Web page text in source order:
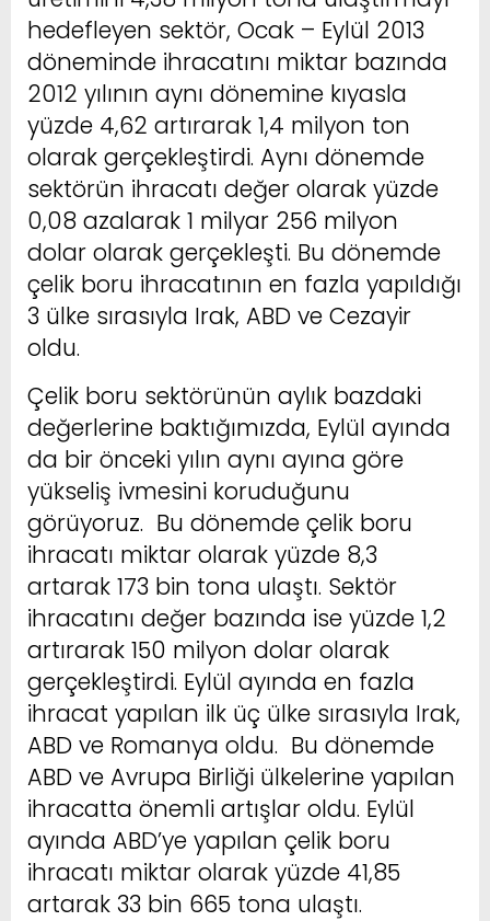
hedefleyen sektör, Ocak – Eylül 2013
döneminde ihracatını miktar bazında
2012 yılının aynı dönemine kıyasla
yüzde 4,62 artırarak 1,4 milyon ton
olarak gerçekleştirdi. Aynı dönemde
sektörün ihracatı değer olarak yüzde
0,08 azalarak 1 milyar 256 milyon
dolar olarak gerçekleşti. Bu dönemde
çelik boru ihracatının en fazla yapıldığı
3 ülke sırasıyla Irak, ABD ve Cezayir
oldu.
Çelik boru sektörünün aylık bazdaki
değerlerine baktığımızda, Eylül ayında
da bir önceki yılın aynı ayına göre
yükseliş ivmesini koruduğunu
görüyoruz. Bu dönemde çelik boru
ihracatı miktar olarak yüzde 8,3
artarak 173 bin tona ulaştı. Sektör
ihracatını değer bazında ise yüzde 1,2
artırarak 150 milyon dolar olarak
gerçekleştirdi. Eylül ayında en fazla
ihracat yapılan ilk üç ülke sırasıyla Irak,
ABD ve Romanya oldu. Bu dönemde
ABD ve Avrupa Birliği ülkelerine yapılan
ihracatta önemli artışlar oldu. Eylül
ayında ABD’ye yapılan çelik boru
ihracatı miktar olarak yüzde 41,85
artarak 33 bin 665 tona ulaştı.